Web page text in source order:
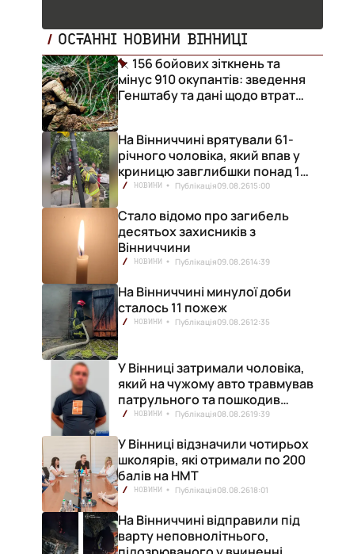
ОСТАННІ НОВИНИ ВІННИЦІ
156 бойових зіткнень та
мінус 910 окупантів: зведення
Генштабу та дані щодо втрат
На Вінниччині врятували 61-
річного чоловіка, який впав у
криницю завглибшки понад 15
метрів
НОВИНИ Публікація09.08.2615:00
Стало відомо про загибель
десятьох захисників з
Вінниччини
НОВИНИ Публікація09.08.2614:39
На Вінниччині минулої доби
сталось 11 пожеж
НОВИНИ Публікація09.08.2612:35
У Вінниці затримали чоловіка,
який на чужому авто травмував
патрульного та пошкодив
кілька машин
НОВИНИ Публікація08.08.2619:39
У Вінниці відзначили чотирьох
школярів, які отримали по 200
балів на НМТ
НОВИНИ Публікація08.08.2618:01
На Вінниччині відправили під
варту неповнолітнього,